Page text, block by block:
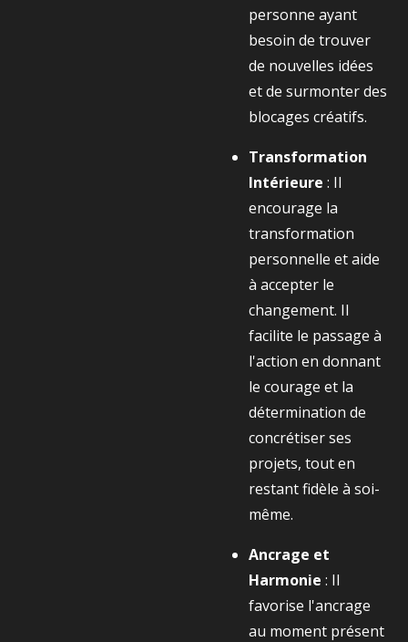
personne ayant
besoin de trouver
de nouvelles idées
et de surmonter des
blocages créatifs.
Transformation
Intérieure : Il
encourage la
transformation
personnelle et aide
à accepter le
changement. Il
facilite le passage à
l'action en donnant
le courage et la
détermination de
concrétiser ses
projets, tout en
restant fidèle à soi-
même.
Ancrage et
Harmonie : Il
favorise l'ancrage
au moment présent